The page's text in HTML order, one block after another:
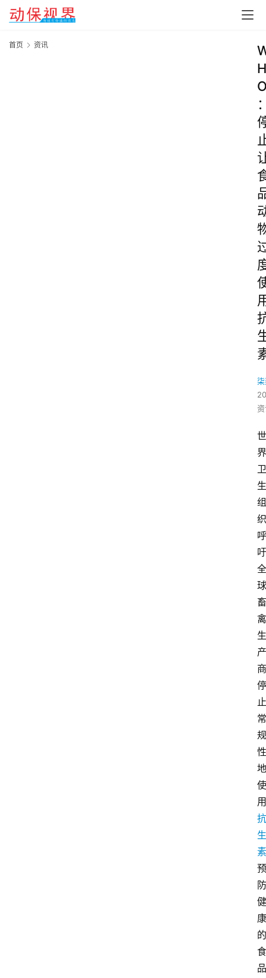
首页 资讯
H
世
界
卫
生
组
织
呼
吁
全
球
畜
禽
生
产
商
停
止
常
规
性
地
使
用
抗
生
素
预
防
健
康
的
食
品